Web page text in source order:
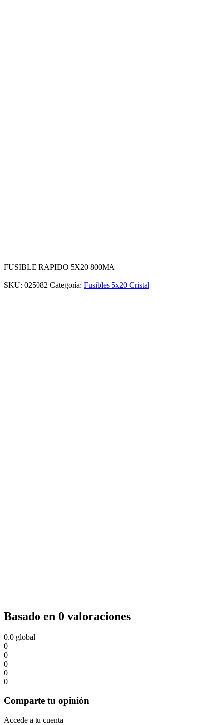
FUSIBLE RAPIDO 5X20 800MA
SKU: 025082 Categoría: Fusibles 5x20 Cristal
Basado en 0 valoraciones
0.0 global
0
0
0
0
0
Comparte tu opinión
Accede a tu cuenta